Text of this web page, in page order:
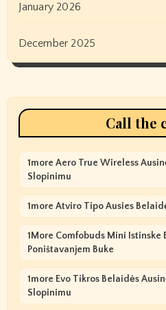
January 2026
December 2025
Call the
1more Aero True Wireless
Slopinimu
1more Atviro Tipo Ausies
1More Comfobuds Mini Istinske
Poništavanjem Buke
1more Evo Tikros Belaidės
Slopinimu